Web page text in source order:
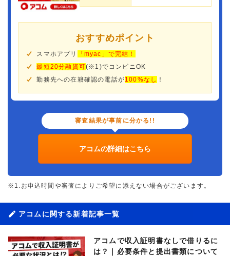
おすすめポイント
スマホアプリ
「myac」で完結！
最短20分融資可(※1)でコンビニOK
勤務先への在籍確認の電話が100%なし ！
審査結果が事前に分かる!!
アコムの詳細はこちら
※1.お申込時間や審査によりご希望に添えない場合がございます。
アコムに関する新着記事一覧
アコムで収入証明書なしで借りるに
は？｜必要条件と提出書類について